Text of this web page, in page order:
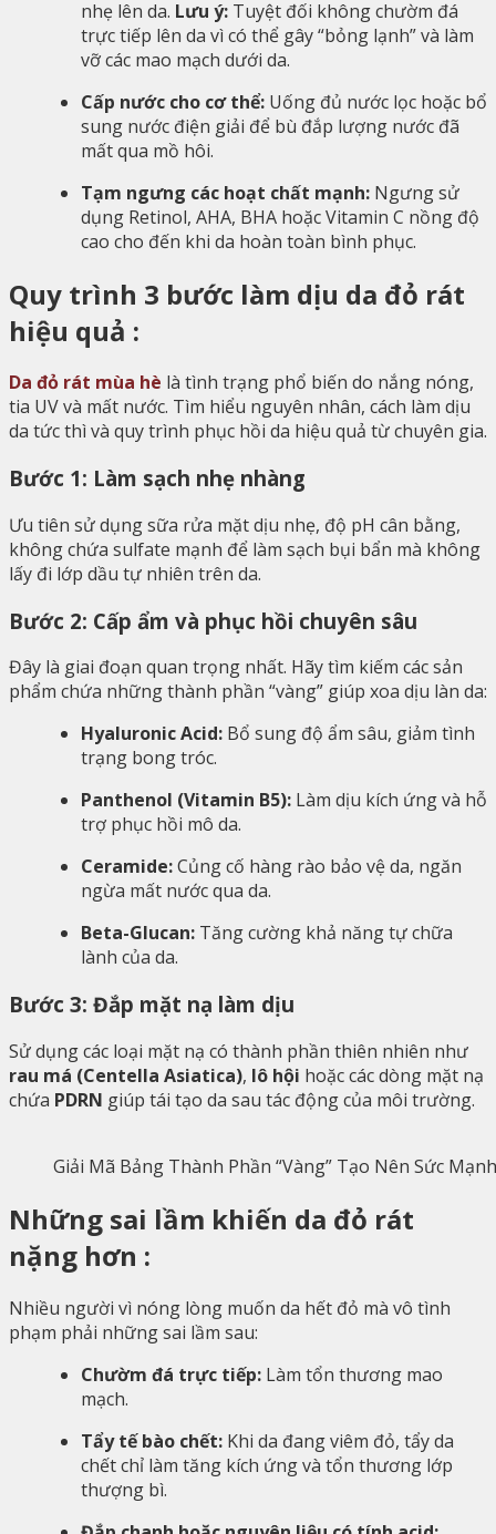
nhẹ lên da. Lưu ý: Tuyệt đối không chườm đá
trực tiếp lên da vì có thể gây “bỏng lạnh” và làm
vỡ các mao mạch dưới da.
Cấp nước cho cơ thể: Uống đủ nước lọc hoặc bổ
sung nước điện giải để bù đắp lượng nước đã
mất qua mồ hôi.
Tạm ngưng các hoạt chất mạnh: Ngưng sử
dụng Retinol, AHA, BHA hoặc Vitamin C nồng độ
cao cho đến khi da hoàn toàn bình phục.
Quy trình 3 bước làm dịu da đỏ rát
hiệu quả :
Da đỏ rát mùa hè là tình trạng phổ biến do nắng nóng,
tia UV và mất nước. Tìm hiểu nguyên nhân, cách làm dịu
da tức thì và quy trình phục hồi da hiệu quả từ chuyên gia.
Bước 1: Làm sạch nhẹ nhàng
Ưu tiên sử dụng sữa rửa mặt dịu nhẹ, độ pH cân bằng,
không chứa sulfate mạnh để làm sạch bụi bẩn mà không
lấy đi lớp dầu tự nhiên trên da.
Bước 2: Cấp ẩm và phục hồi chuyên sâu
Đây là giai đoạn quan trọng nhất. Hãy tìm kiếm các sản
phẩm chứa những thành phần “vàng” giúp xoa dịu làn da:
Hyaluronic Acid: Bổ sung độ ẩm sâu, giảm tình
trạng bong tróc.
Panthenol (Vitamin B5): Làm dịu kích ứng và hỗ
trợ phục hồi mô da.
Ceramide:Củng cố hàng rào bảo vệ da, ngăn
ngừa mất nước qua da.
Beta-Glucan: Tăng cường khả năng tự chữa
lành của da.
Bước 3: Đắp mặt nạ làm dịu
Sử dụng các loại mặt nạ có thành phần thiên nhiên như
rau má (Centella Asiatica), lô hội hoặc các dòng mặt nạ
chứa PDRN giúp tái tạo da sau tác động của môi trường.
Giải Mã Bảng Thành Phần “Vàng” Tạo Nên Sức
Những sai lầm khiến da đỏ rát
nặng hơn :
Nhiều người vì nóng lòng muốn da hết đỏ mà vô tình
phạm phải những sai lầm sau:
Chườm đá trực tiếp: Làm tổn thương mao
mạch.
Tẩy tế bào chết: Khi da đang viêm đỏ, tẩy da
chết chỉ làm tăng kích ứng và tổn thương lớp
thượng bì.